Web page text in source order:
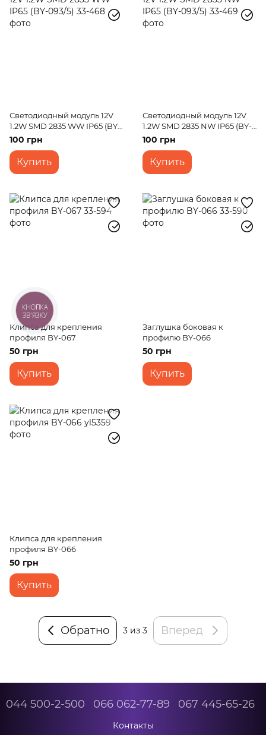
Светодиодный модуль 12V
1.2W SMD 2835 WW IP65 (BY-
093/5)
100 грн
Купить
Светодиодный модуль 12V
1.2W SMD 2835 NW IP65 (BY-
093/5)
100 грн
Купить
Клипса для крепления
профиля BY-067
50 грн
Купить
Заглушка боковая к
профилю BY-066
50 грн
Купить
Клипса для крепления
профиля BY-066
50 грн
Купить
Обратно 3 из 3 Вперед
044 500-2-500 066 062-77-89 067 445-65-26
Контакты
КНОПКА
ЗВ'ЯЗКУ